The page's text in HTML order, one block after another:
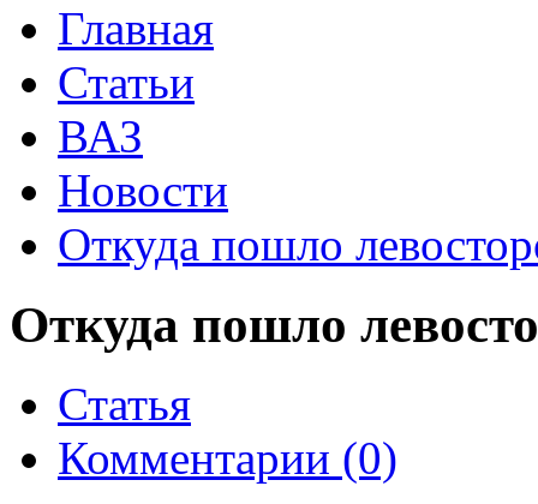
Главная
Статьи
ВАЗ
Новости
Откуда пошло
Откуда пошло
Статья
Комментарии (0)